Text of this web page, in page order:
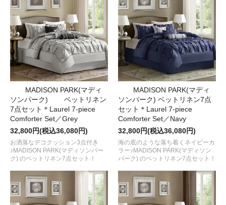
MADISON PARK(マディ
ソンパーク) ベットリネン
7点セット＊Laurel 7-piece
Comforter Set／Grey
32,800円(税込36,080円)
お洒落なデコクッション3点付き
♪MADISON PARK(マディソンパー
ク) のベットリネン7点セット！
MADISON PARK(マディ
ソンパーク) ベットリネン7点
セット＊Laurel 7-piece
Comforter Set／Navy
32,800円(税込36,080円)
海の底のような落ち着くネイビーカ
ラー♪MADISON PARK(マディソン
パーク) のベットリネン7点セット！